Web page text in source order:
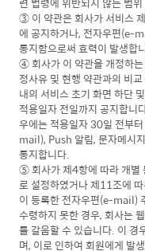
③ 이 약관은 회사가 서비스
에 공지하거나, 전자우편(e-
통지함으로써 효력이 발생합
④ 회사가 이 약관을 개정하
정사유 및 현행 약관과의 비
내의 서비스 초기 화면 하단
적용일자 전일까지 공지합니
우에는 적용일자 30일 전부
mail), Push 알림, 문자메시
통지합니다.
⑤ 회사가 제4항에 따라 개별
로 설정하였거나 제11조에
이 등록한 전자우편(e-mail)
수령하지 못한 경우, 회사는
를 갈음할 수 있습니다. 이 경
며, 이로 인하여 회원에게 발